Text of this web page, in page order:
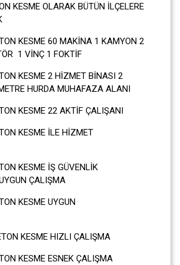
KESME OLARAK BÜTÜN İLÇELERE
KESME 60 MAKİNA 1 KAMYON 2
1 VİNÇ 1 FOKTİF
KESME 2 HİZMET BİNASI 2
HURDA MUHAFAZA ALANI
KESME 22 AKTİF ÇALIŞANI
KESME İLE HİZMET
KESME İŞ GÜVENLİK
ÇALIŞMA
KESME UYGUN
KESME HIZLI ÇALIŞMA
KESME ESNEK ÇALIŞMA